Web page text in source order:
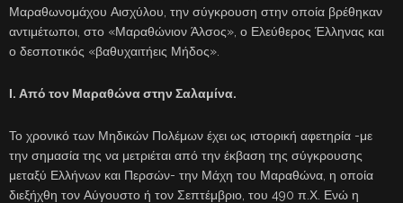
Μαραθωνομάχου Αισχύλου, την σύγκρουση στην οποία βρέθηκαν
αντιμέτωποι, στο «Μαραθώνιον Άλσος», ο Ελεύθερος Έλληνας και
ο δεσποτικός «βαθυχαιτήεις Μήδος».
Ι. Από τον Μαραθώνα στην Σαλαμίνα.
Το χρονικό των Μηδικών Πολέμων έχει ως ιστορική αφετηρία -με
την σημασία της να μετριέται από την έκβαση της σύγκρουσης
μεταξύ Ελλήνων και Περσών- την Μάχη του Μαραθώνα, η οποία
διεξήχθη τον Αύγουστο ή τον Σεπτέμβριο, του 490 π.Χ. Ενώ η